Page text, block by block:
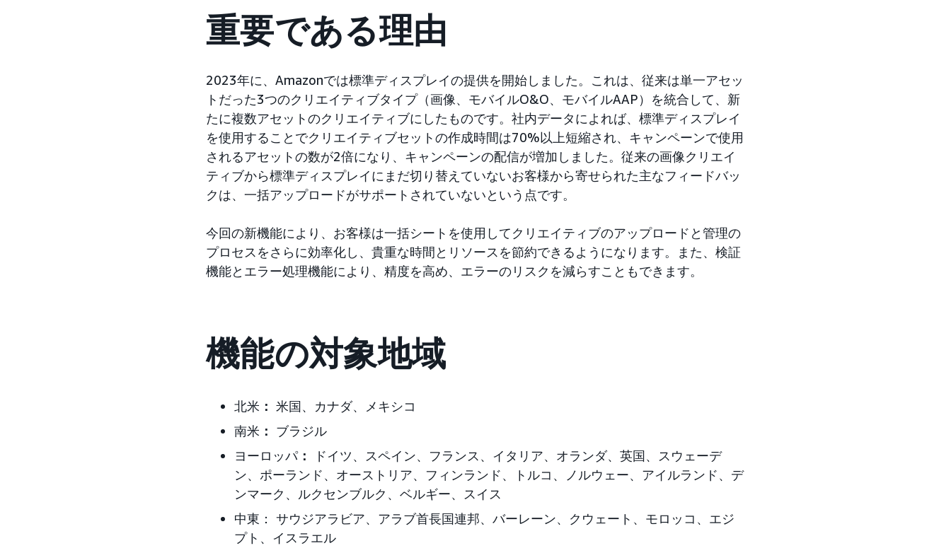
重要である理由
2023年に、Amazonでは標準ディスプレイの提供を開始しました。これは、従来は単一アセッ
トだった3つのクリエイティブタイプ（画像、モバイルO&O、モバイルAAP）を統合して、新
たに複数アセットのクリエイティブにしたものです。社内データによれば、標準ディスプレイ
を使用することでクリエイティブセットの作成時間は70%以上短縮され、キャンペーンで使用
されるアセットの数が2倍になり、キャンペーンの配信が増加しました。従来の画像クリエイ
ティブから標準ディスプレイにまだ切り替えていないお客様から寄せられた主なフィードバッ
クは、一括アップロードがサポートされていないという点です。
今回の新機能により、お客様は一括シートを使用してクリエイティブのアップロードと管理の
プロセスをさらに効率化し、貴重な時間とリソースを節約できるようになります。また、検証
機能とエラー処理機能により、精度を高め、エラーのリスクを減らすこともできます。
機能の対象地域
北米 ： 米国、カナダ、メキシコ
南米 ： ブラジル
ヨーロッパ：
ドイツ、スペイン、フランス、イタリア、オランダ、英国、スウェーデ
ン、ポーランド、オーストリア、フィンランド、トルコ、ノルウェー、アイルランド、デ
ンマーク、ルクセンブルク、ベルギー、スイス
中東： サウジアラビア、アラブ首長国連邦、バーレーン、クウェート、モロッコ、エジ
プト、イスラエル